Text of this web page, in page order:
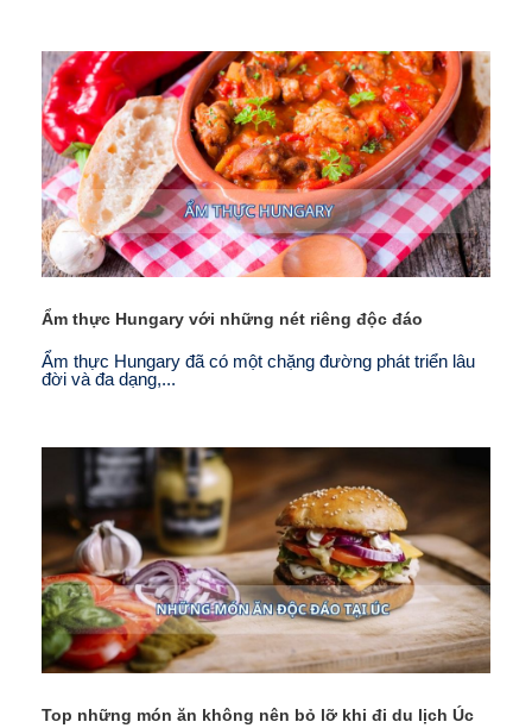
Ẩm thực Hungary với những nét riêng độc đáo
Ẩm thực Hungary đã có một chặng đường phát triển lâu
đời và đa dạng,...
Top những món ăn không nên bỏ lỡ khi đi du lịch Úc